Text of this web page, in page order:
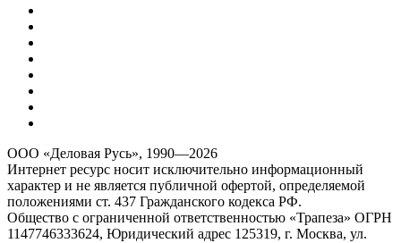
ООО «Деловая Русь», 1990—2026
Интернет ресурс носит исключительно информационный
характер и не является публичной офертой, определяемой
положениями ст. 437 Гражданского кодекса РФ.
Общество с ограниченной ответственностью «Трапеза» ОГРН
1147746333624, Юридический адрес 125319, г. Москва, ул.